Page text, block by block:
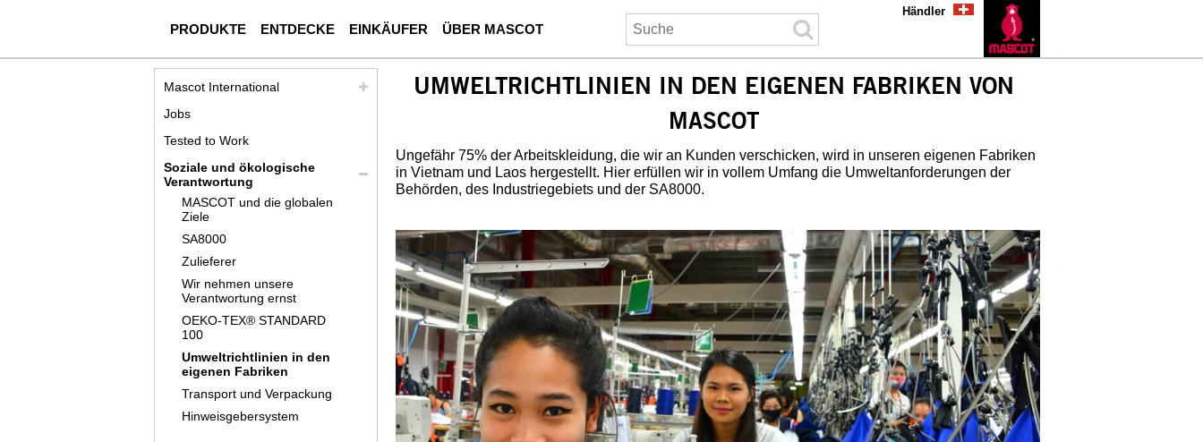
PRODUKTE ENTDECKE EINKÄUFER ÜBER MASCOT
Händler
UMWELTRICHTLINIEN IN DEN EIGENEN FABRIKEN VON
MASCOT
Ungefähr 75% der Arbeitskleidung, die wir an Kunden verschicken, wird in unseren eigenen Fabriken
in Vietnam und Laos hergestellt. Hier erfüllen wir in vollem Umfang die Umweltanforderungen der
Behörden, des Industriegebiets und der SA8000.
Mascot International
Jobs
Tested to Work
Soziale und ökologische
Verantwortung
MASCOT und die globalen
Ziele
SA8000
Zulieferer
Wir nehmen unsere
Verantwortung ernst
OEKO-TEX® STANDARD
100
Umweltrichtlinien in den
eigenen Fabriken
Transport und Verpackung
Hinweisgebersystem